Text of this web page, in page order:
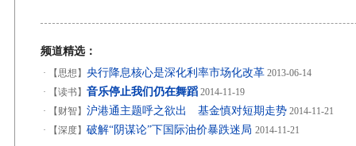
频道精选：
· 【思想】 央行降息核心是深化利率市场化改革 2013-06-14
·
【读书】 音乐停止我们仍在舞蹈 2014-11-19
·
【财智】 沪港通主题呼之欲出 基金慎对短期走势 2014-11-21
·
【深度】 破解“阴谋论”下国际油价暴跌迷局 2014-11-21